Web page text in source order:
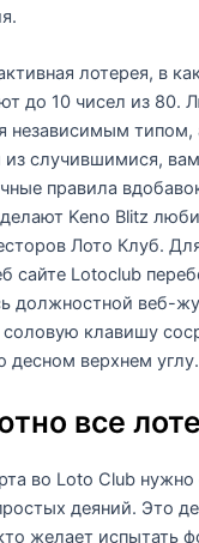
лотерея, в
до 10 чисел из 80.
независимым
случившимися,
правила
делают Keno Blitz
Лото Клуб.
сайте Lotoclub
должностной веб-
соловую клавишу
десном верхнем углу.
все
во Loto Club
деяний. Это
желает испытать